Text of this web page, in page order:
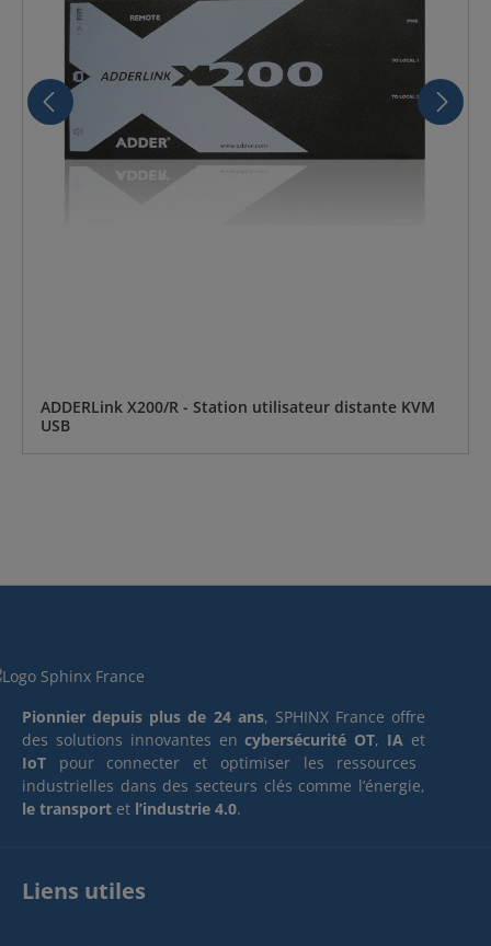
ADDERLink X200/R - Station utilisateur distante KVM
USB
Pionnier depuis plus de 24 ans, SPHINX France offre
des solutions innovantes encybersécurité OT, IA et
IoT pour connecter et optimiser les ressources
industrielles dans des secteurs clés comme l’énergie,
le transport et l’industrie 4.0.
Liens utiles